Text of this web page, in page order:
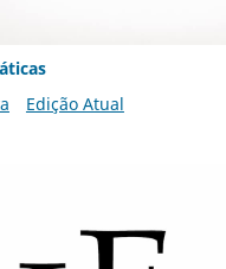
Edição Atual